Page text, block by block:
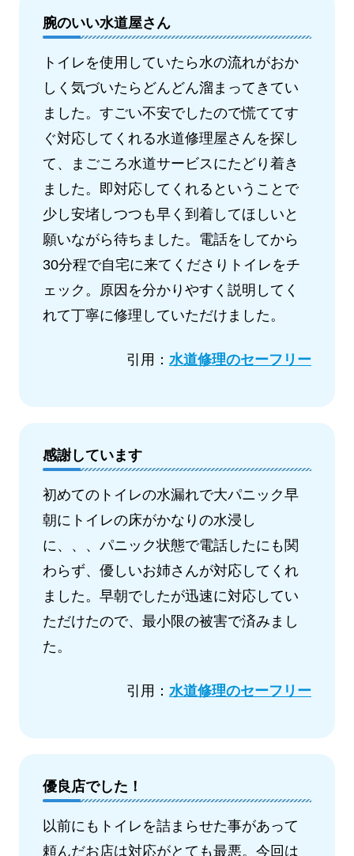
腕のいい水道屋さん
トイレを使用していたら水の流れがおか
しく気づいたらどんどん溜まってきてい
ました。すごい不安でしたので慌ててす
ぐ対応してくれる水道修理屋さんを探し
て、まごころ水道サービスにたどり着き
ました。即対応してくれるということで
少し安堵しつつも早く到着してほしいと
願いながら待ちました。電話をしてから
30分程で自宅に来てくださりトイレをチ
ェック。原因を分かりやすく説明してく
れて丁寧に修理していただけました。
引用： 水道修理のセーフリー
感謝しています
初めてのトイレの水漏れで大パニック早
朝にトイレの床がかなりの水浸し
に、、、パニック状態で電話したにも関
わらず、優しいお姉さんが対応してくれ
ました。早朝でしたが迅速に対応してい
ただけたので、最小限の被害で済みまし
た。
引用： 水道修理のセーフリー
優良店でした！
以前にもトイレを詰まらせた事があって
頼んだお店は対応がとても最悪。今回は